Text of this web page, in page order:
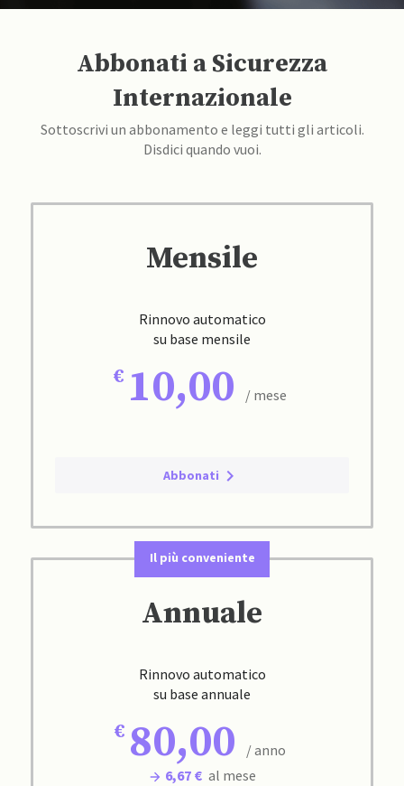
Abbonati a Sicurezza
Internazionale
Sottoscrivi un abbonamento e leggi tutti gli articoli.
Disdici quando vuoi.
Mensile
Rinnovo automatico
su base mensile
10,00 / mese
Abbonati
Il più conveniente
Annuale
Rinnovo automatico
su base annuale
80,00
/ anno
6,67 € al mese